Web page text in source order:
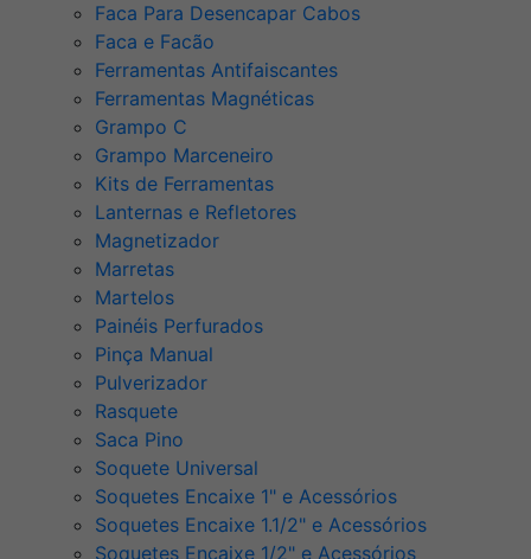
Faca Para Desencapar Cabos
Faca e Facão
Ferramentas Antifaiscantes
Ferramentas Magnéticas
Grampo C
Grampo Marceneiro
Kits de Ferramentas
Lanternas e Refletores
Magnetizador
Marretas
Martelos
Painéis Perfurados
Pinça Manual
Pulverizador
Rasquete
Saca Pino
Soquete Universal
Soquetes Encaixe 1" e Acessórios
Soquetes Encaixe 1.1/2" e Acessórios
Soquetes Encaixe 1/2" e Acessórios